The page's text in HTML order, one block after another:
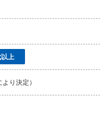
上
り決定）